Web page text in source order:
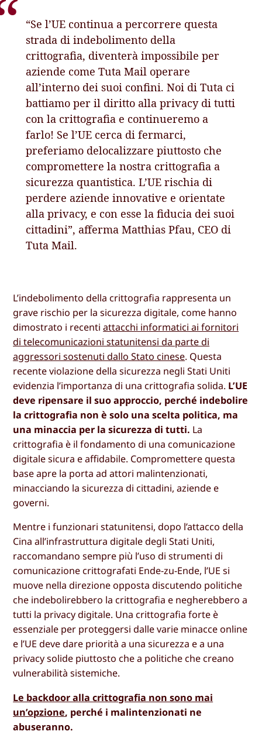
“Se l’UE continua a percorrere questa
strada di indebolimento della
crittografia, diventerà impossibile per
aziende come Tuta Mail operare
all’interno dei suoi confini. Noi di Tuta ci
battiamo per il diritto alla privacy di tutti
con la crittografia e continueremo a
farlo! Se l’UE cerca di fermarci,
preferiamo delocalizzare piuttosto che
compromettere la nostra crittografia a
sicurezza quantistica. L’UE rischia di
perdere aziende innovative e orientate
alla privacy, e con esse la fiducia dei suoi
cittadini”, afferma Matthias Pfau, CEO di
Tuta Mail.
L’indebolimento della crittografia rappresenta un
grave rischio per la sicurezza digitale, come hanno
dimostrato i recentiattacchi informatici ai fornitori
di telecomunicazioni statunitensi da parte di
aggressori sostenuti dallo Stato cinese. Questa
recente violazione della sicurezza negli Stati Uniti
evidenzia l’importanza di una crittografia solida. L’UE
deve ripensare il suo approccio, perché indebolire
la crittografia non è solo una scelta politica, ma
una minaccia per la sicurezza di tutti. La
crittografia è il fondamento di una comunicazione
digitale sicura e affidabile. Compromettere questa
base apre la porta ad attori malintenzionati,
minacciando la sicurezza di cittadini, aziende e
governi.
Mentre i funzionari statunitensi, dopo l’attacco della
Cina all’infrastruttura digitale degli Stati Uniti,
raccomandano sempre più l’uso di strumenti di
comunicazione crittografati Ende-zu-Ende, l’UE si
muove nella direzione opposta discutendo politiche
che indebolirebbero la crittografia e negherebbero a
tutti la privacy digitale. Una crittografia forte è
essenziale per proteggersi dalle varie minacce online
e l’UE deve dare priorità a una sicurezza e a una
privacy solide piuttosto che a politiche che creano
vulnerabilità sistemiche.
Le backdoor alla crittografia non sono mai
un’opzione, perché i malintenzionati ne
abuseranno.